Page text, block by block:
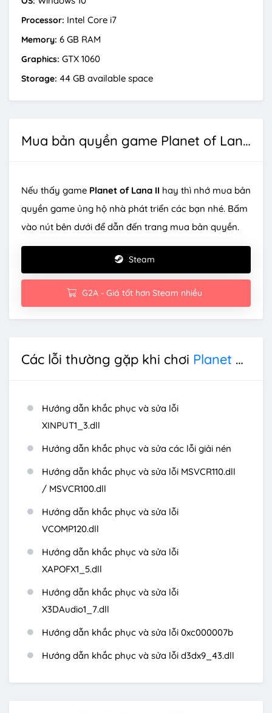
Processor: Intel Core i7
Memory: 6 GB RAM
Graphics: GTX 1060
Storage: 44 GB available space
Mua bản quyền game Planet of Lana II
Nếu thấy game Planet of Lana II hay thì nhớ mua bản
quyền game ủng hộ nhà phát triển các bạn nhé. Bấm
vào nút bên dưới để dẫn đến trang mua bản quyền.
Steam
G2A - Giá tốt hơn Steam nhiều
Các lỗi thường gặp khi chơi Planet of Lana II
Hướng dẫn khắc phục và sửa lỗi
XINPUT1_3.dll
Hướng dẫn khắc phục và sửa các lỗi giải nén
Hướng dẫn khắc phục và sửa lỗi MSVCR110.dll
/ MSVCR100.dll
Hướng dẫn khắc phục và sửa lỗi
VCOMP120.dll
Hướng dẫn khắc phục và sửa lỗi
XAPOFX1_5.dll
Hướng dẫn khắc phục và sửa lỗi
X3DAudio1_7.dll
Hướng dẫn khắc phục và sửa lỗi 0xc000007b
Hướng dẫn khắc phục và sửa lỗi d3dx9_43.dll